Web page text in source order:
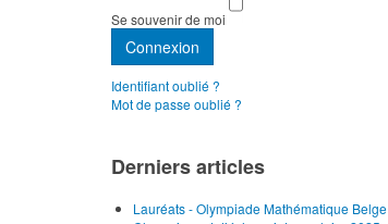
Se souvenir de moi
Connexion
Identifiant oublié ?
Mot de passe oublié ?
Derniers articles
Lauréats - Olympiade Mathématique Belge